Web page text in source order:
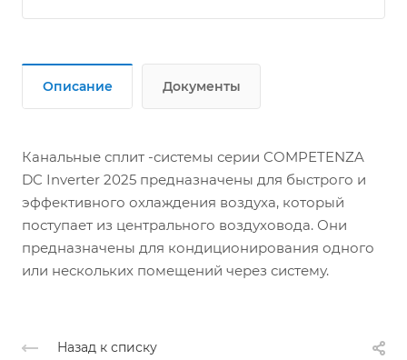
Описание Документы
Канальные сплит -системы серии COMPETENZA
DC Inverter 2025 предназначены для быстрого и
эффективного охлаждения воздуха, который
поступает из центрального воздуховода. Они
предназначены для кондиционирования одного
или нескольких помещений через систему.
Назад к списку